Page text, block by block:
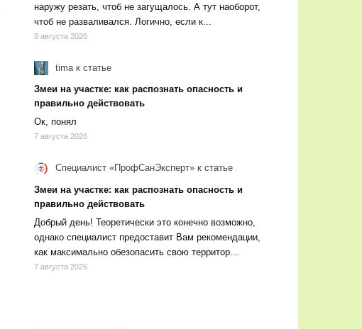
наружу резать, чтоб не загущалось. А тут наоборот,
чтоб не разваливался. Логично, если к...
8 августа 2026
tima к статье
Змеи на участке: как распознать опасность и
правильно действовать
Ок, понял
7 августа 2026
Специалист «ПрофСанЭксперт» к статье
Змеи на участке: как распознать опасность и
правильно действовать
Добрый день! Теоретически это конечно возможно,
однако специалист предоставит Вам рекомендации,
как максимально обезопасить свою территор...
7 августа 2026